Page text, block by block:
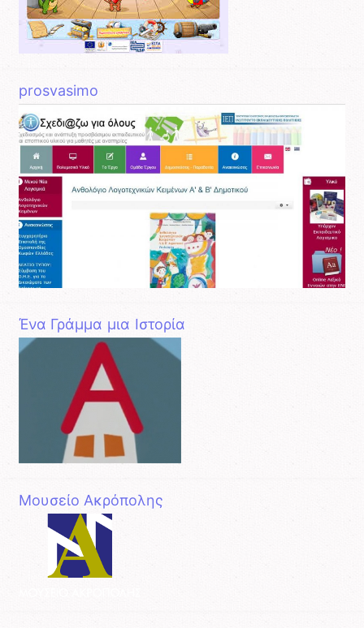
prosvasimo
Ένα Γράμμα μια Ιστορία
Μουσείο Ακρόπολης